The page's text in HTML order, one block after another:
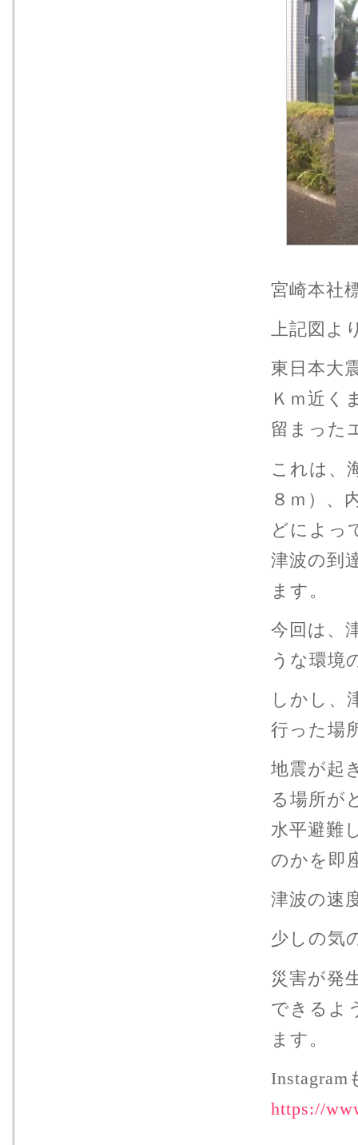
宮崎本社
上記図よ
東日本大
Ｋｍ近く
留まった
これは、
８ｍ）、
どによっ
津波の到
ます。
今回は、
うな環境
しかし、
行った場
地震が起
る場所が
水平避難
のかを即
津波の速
少しの気
災害が発
できるよ
ます。
https://